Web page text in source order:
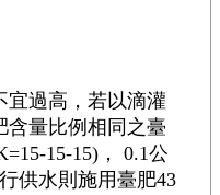
宜過高，若以滴灌
含量比例相同之臺
15-15)， 0.1公
供水則施用臺肥43